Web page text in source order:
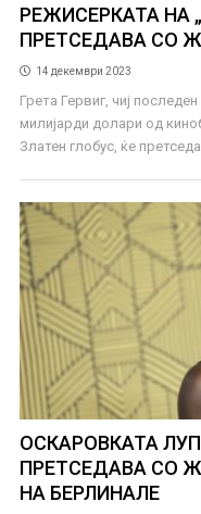
РЕЖИСЕРКАТА НА
ПРЕТСЕДАВА СО
14 декември 2023
Грета Гервиг, чиј
милијарди долари од
Златен глобус, ќе
ОСКАРОВКАТА
ПРЕТСЕДАВА СО
НА БЕРЛИНАЛЕ